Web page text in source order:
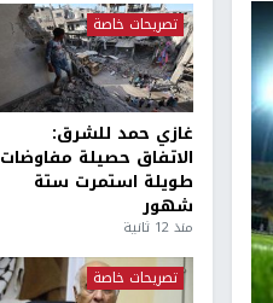
تصريحات خاصة
غازي حمد للشرق:
الاتفاق حصيلة مفاوضات
طويلة استمرت ستة
شهور
منذ 12 ثانية
تصريحات خاصة